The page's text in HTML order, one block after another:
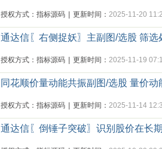
授权方式：指标源码 更新时间： 2025-11-20
通达信〖右侧捉妖〗主副图/选股 筛
授权方式：指标源码 更新时间： 2025-11-19
同花顺价量动能共振副图/选股 量价
授权方式：指标源码 更新时间： 2025-11-14
通达信〖倒锤子突破〗识别股价在长